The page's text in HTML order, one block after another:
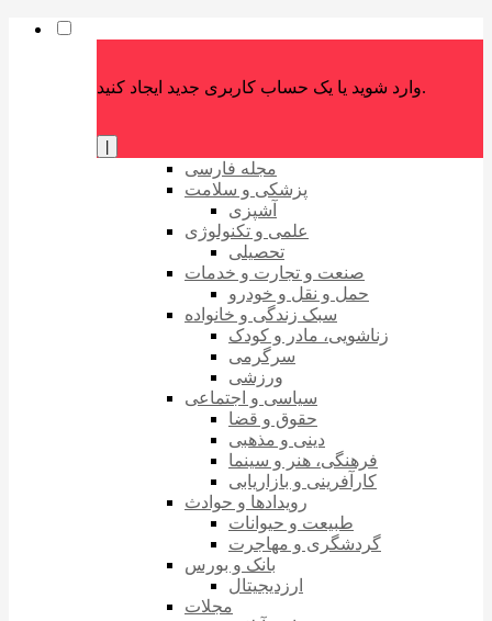
وارد شوید یا یک حساب کاربری جدید ایجاد کنید.
مجله فارسی
پزشکی و سلامت
آشپزی
علمی و تکنولوژی
تحصیلی
صنعت و تجارت و خدمات
حمل و نقل و خودرو
سبک زندگی و خانواده
زناشویی، مادر و کودک
سرگرمی
ورزشی
سیاسی و اجتماعی
حقوق و قضا
دینی و مذهبی
فرهنگی، هنر و سینما
کارآفرینی و بازاریابی
رویدادها و حوادث
طبیعت و حیوانات
گردشگری و مهاجرت
بانک و بورس
ارزدیجیتال
مجلات